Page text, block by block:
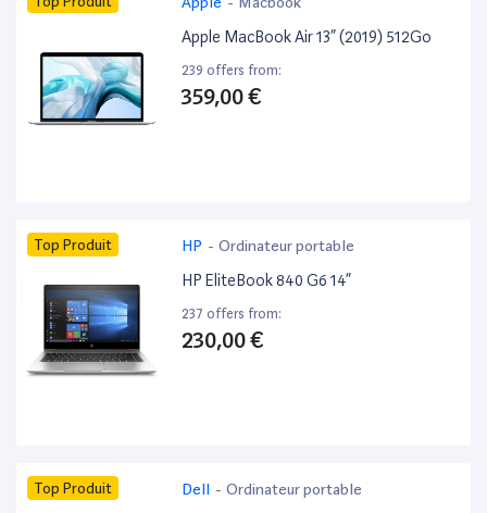
Apple MacBook Air 13” (2019) 512Go
239 offers from:
359,00 €
Top Produit HP - Ordinateur portable
HP EliteBook 840 G6 14”
237 offers from:
230,00 €
Top Produit Dell - Ordinateur portable